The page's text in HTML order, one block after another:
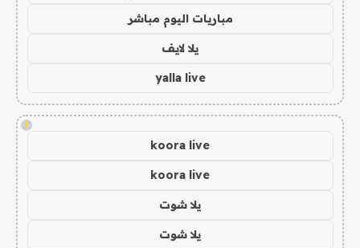
مباريات اليوم مباشر
يلا لايف
yalla live
!
koora live
koora live
يلا شوت
يلا شوت